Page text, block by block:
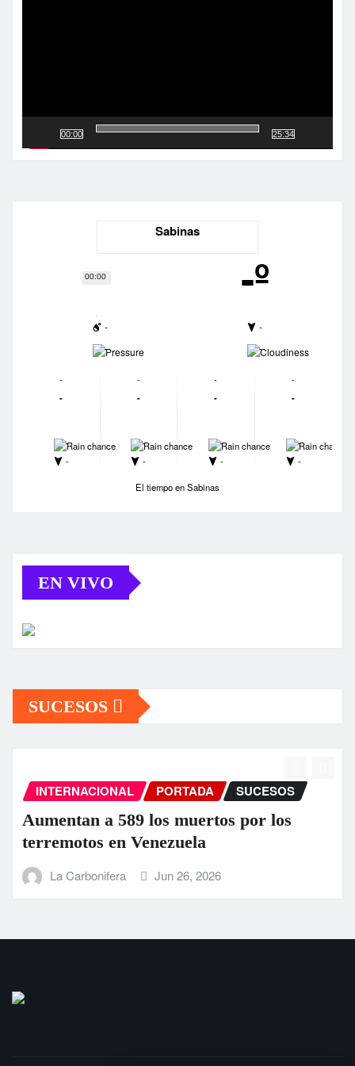
00:00
00:00
25:34
Sabinas
-º
-
-
-
-
-
-
-
-
-
-
-
-
-
-
-
-
-
-
-
-
El tiempo en Sabinas
EN VIVO
SUCESOS
INTERNACIONAL PORTADA SUCESOS
Aumentan a 589 los muertos por los
terremotos en Venezuela
La Carbonifera Jun 26, 2026